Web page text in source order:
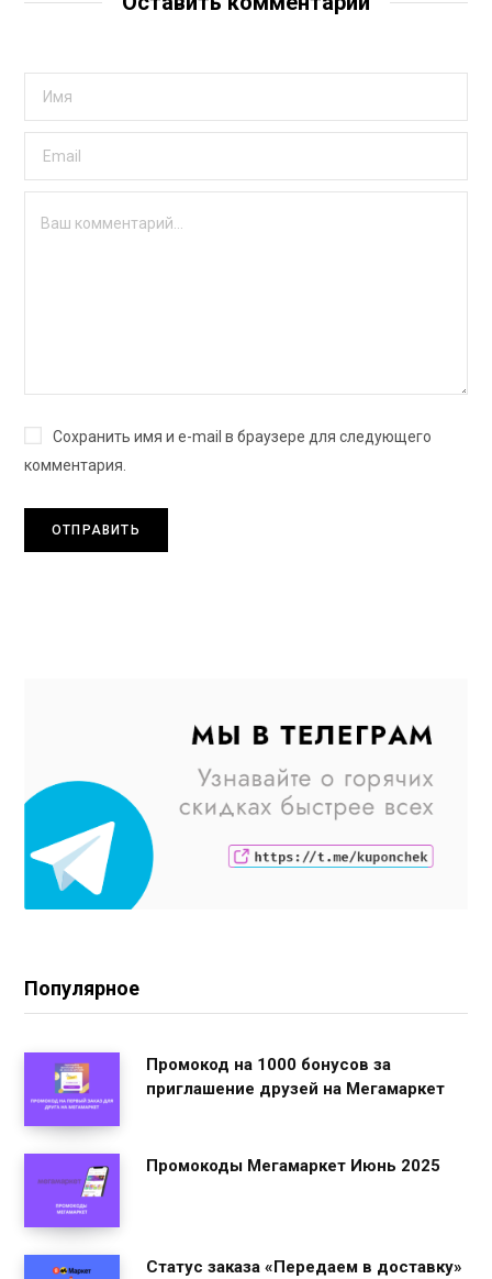
Сохранить имя и e-mail в браузере для следующего
комментария.
Популярное
Промокод на 1000 бонусов за
приглашение друзей на Мегамаркет
Промокоды Мегамаркет Июнь 2025
Статус заказа «Передаем в доставку»